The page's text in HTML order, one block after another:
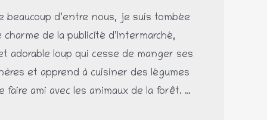
beaucoup d’entre nous, je suis tombée
charme de la publicité d’Intermarché,
adorable loup qui cesse de manger ses
et apprend à cuisiner des légumes
faire ami avec les animaux de la forêt. …